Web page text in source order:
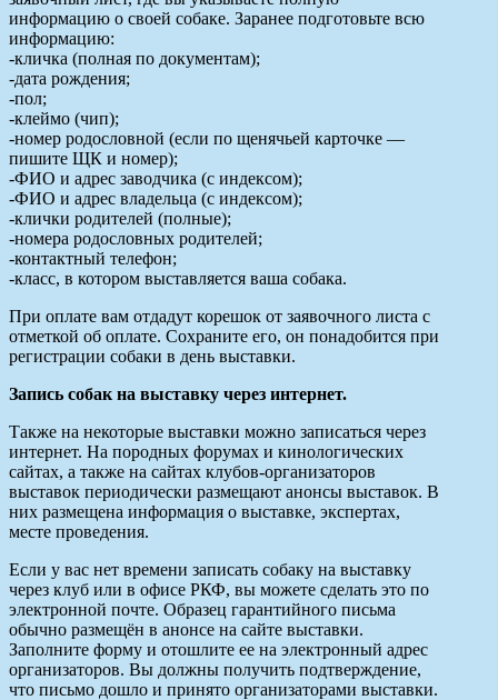
информацию о своей собаке. Заранее подготовьте всю
информацию:
-кличка (полная по документам);
-дата рождения;
-пол;
-клеймо (чип);
-номер родословной (если по щенячьей карточке —
пишите ЩК и номер);
-ФИО и адрес заводчика (с индексом);
-ФИО и адрес владельца (с индексом);
-клички родителей (полные);
-номера родословных родителей;
-контактный телефон;
-класс, в котором выставляется ваша собака.
При оплате вам отдадут корешок от заявочного листа с
отметкой об оплате. Сохраните его, он понадобится при
регистрации собаки в день выставки.
Запись собак на выставку через интернет.
Также на некоторые выставки можно записаться через
интернет. На породных форумах и кинологических
сайтах, а также на сайтах клубов-организаторов
выставок периодически размещают анонсы выставок. В
них размещена информация о выставке, экспертах,
месте проведения.
Если у вас нет времени записать собаку на выставку
через клуб или в офисе РКФ, вы можете сделать это по
электронной почте. Образец гарантийного письма
обычно размещён в анонсе на сайте выставки.
Заполните форму и отошлите ее на электронный адрес
организаторов. Вы должны получить подтверждение,
что письмо дошло и принято организаторами выставки.